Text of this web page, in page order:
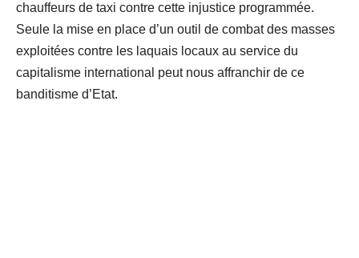
chauffeurs de taxi contre cette injustice programmée.
Seule la mise en place d’un outil de combat des masses
exploitées contre les laquais locaux au service du
capitalisme international peut nous affranchir de ce
banditisme d’Etat.